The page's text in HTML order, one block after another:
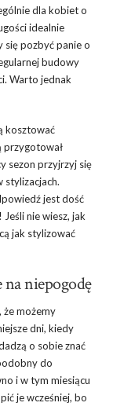
dla kobiet o
idealnie
się pozbyć panie o
budowy
Warto jednak
kosztować
przygotował
sezon przyjrzyj się
stylizacjach.
jest dość
nie wiesz, jak
jak stylizować
niepogodę
że możemy
dni, kiedy
o sobie znać
do
i w tym miesiącu
je wcześniej, bo